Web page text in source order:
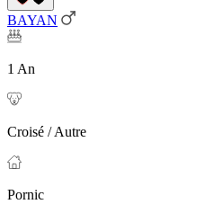
BAYAN
1 An
Croisé / Autre
Pornic